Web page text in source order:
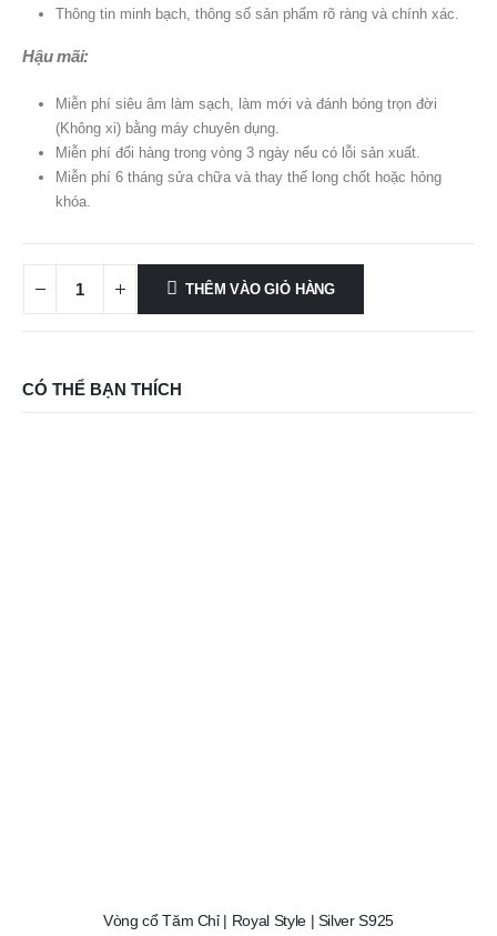
Thông tin minh bạch, thông số sản phẩm rõ ràng và chính xác.
Hậu mãi:
Miễn phí siêu âm làm sạch, làm mới và đánh bóng trọn đời
(Không xi) bằng máy chuyên dụng.
Miễn phí đổi hàng trong vòng 3 ngày nếu có lỗi sản xuất.
Miễn phí 6 tháng sửa chữa và thay thế long chốt hoặc hỏng
khóa.
THÊM VÀO GIỎ HÀNG
CÓ THỂ BẠN THÍCH
Vòng cổ Tăm Chỉ | Royal Style | Silver S925